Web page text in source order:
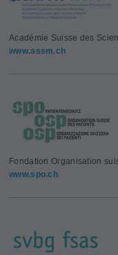
Académie Suisse des
www.assm.ch
Fondation Organisation
www.spo.ch